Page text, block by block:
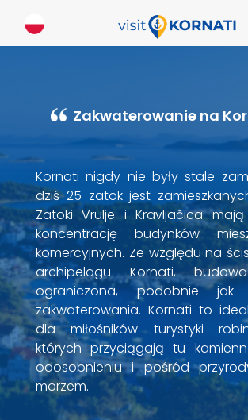
Zakwaterowanie na
Kornati nigdy nie były stale
dziś 25 zatok jest
Zatoki Vrulje i Kravljačica mają
koncentrację budynków
komercyjnych. Ze względu na
archipelagu Kornati,
ograniczona, podobnie jak
zakwaterowania. Kornati to
dla miłośników turystyki
których przyciągają tu
odosobnieniu i pośród
morzem.